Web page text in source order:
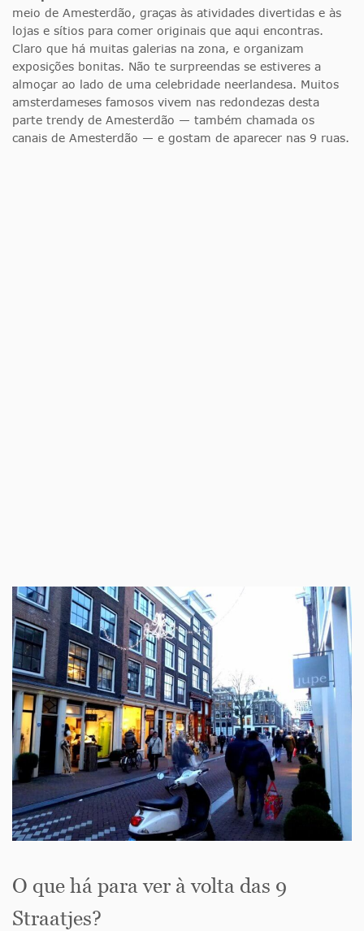
meio de Amesterdão, graças às atividades divertidas e às
lojas e sítios para comer originais que aqui encontras.
Claro que há muitas galerias na zona, e organizam
exposições bonitas. Não te surpreendas se estiveres a
almoçar ao lado de uma celebridade neerlandesa. Muitos
amsterdameses famosos vivem nas redondezas desta
parte trendy de Amesterdão — também chamada os
canais de Amesterdão — e gostam de aparecer nas 9 ruas.
O que há para ver à volta das 9
Straatjes?